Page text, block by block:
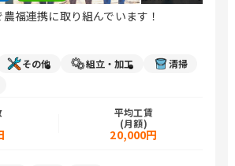
福連携に取り組んでいます！
その他 組立・加工
清掃
平均工賃
(月額)
20,000円